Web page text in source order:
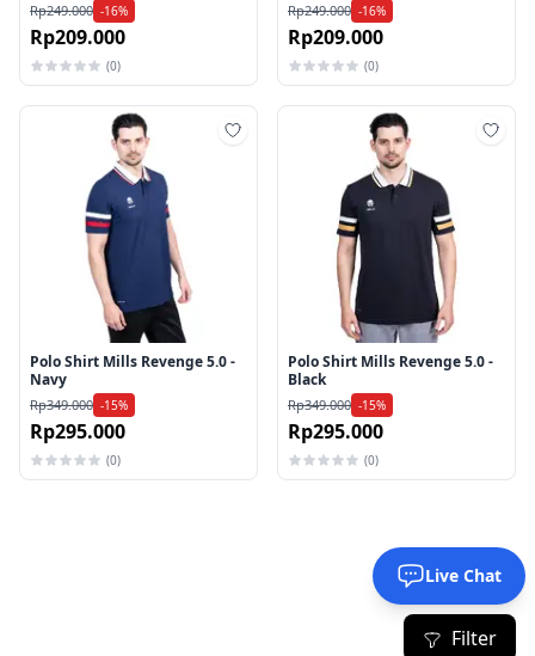
Rp249.000 -16%
Rp209.000
(0)
Rp249.000 -16%
Rp209.000
(0)
Tambah ke wishlist
Polo Shirt Mills Revenge 5.0 -
Navy
Rp349.000 -15%
Rp295.000
(0)
Polo Shirt Mills Revenge 5.0 -
Black
Rp349.000 -15%
Rp295.000
(0)
Filter
Live Chat